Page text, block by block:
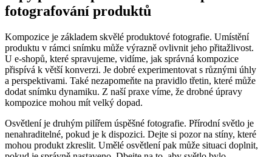
fotografování produktů
Kompozice je základem skvělé produktové fotografie. Umístění
produktu v rámci snímku může výrazně ovlivnit jeho přitažlivost.
U e-shopů, které spravujeme, vidíme, jak správná kompozice
přispívá k větší konverzi. Je dobré experimentovat s různými úhly
a perspektivami. Také nezapomeňte na pravidlo třetin, které může
dodat snímku dynamiku. Z naší praxe víme, že drobné úpravy
kompozice mohou mít velký dopad.
Osvětlení je druhým pilířem úspěšné fotografie. Přírodní světlo je
nenahraditelné, pokud je k dispozici. Dejte si pozor na stíny, které
mohou produkt zkreslit. Umělé osvětlení pak může situaci doplnit,